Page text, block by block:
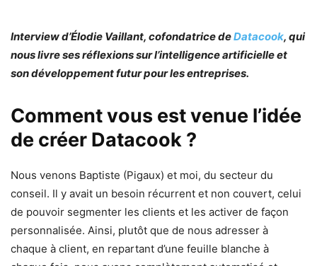
Interview d’Élodie Vaillant, cofondatrice deDatacook, qui
nous livre ses réflexions sur l’intelligence artificielle et
son développement futur pour les entreprises.
Comment vous est venue l’idée
de créer Datacook ?
Nous venons Baptiste (Pigaux) et moi, du secteur du
conseil. Il y avait un besoin récurrent et non couvert, celui
de pouvoir segmenter les clients et les activer de façon
personnalisée. Ainsi, plutôt que de nous adresser à
chaque à client, en repartant d’une feuille blanche à